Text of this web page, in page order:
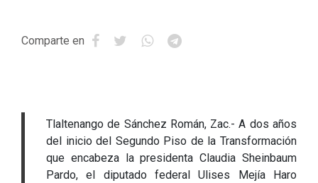
Comparte en
Tlaltenango de Sánchez Román, Zac.- A dos años
del inicio del Segundo Piso de la Transformación
que encabeza la presidenta Claudia Sheinbaum
Pardo, el diputado federal Ulises Mejía Haro